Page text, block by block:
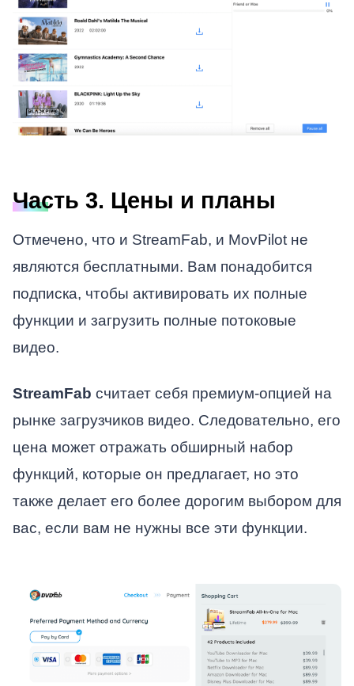
Часть 3. Цены и планы
Отмечено, что и StreamFab, и MovPilot не
являются бесплатными. Вам понадобится
подписка, чтобы активировать их полные
функции и загрузить полные потоковые
видео.
StreamFab считает себя премиум-опцией на
рынке загрузчиков видео. Следовательно, его
цена может отражать обширный набор
функций, которые он предлагает, но это
также делает его более дорогим выбором для
вас, если вам не нужны все эти функции.